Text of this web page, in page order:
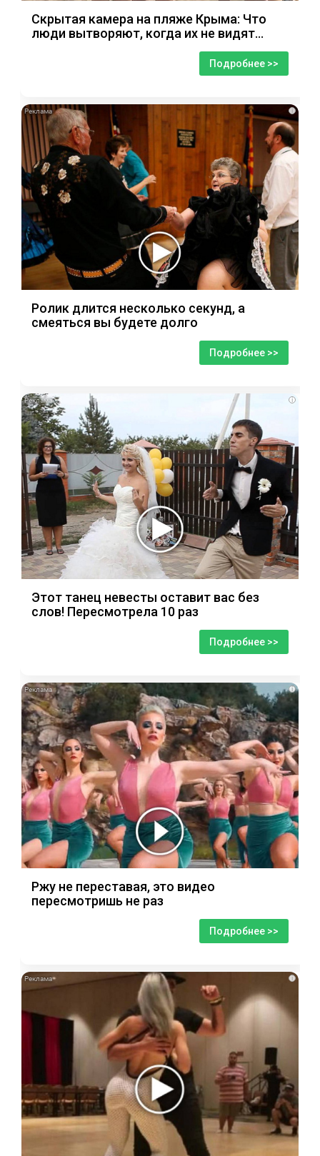
Скрытая камера на пляже Крыма: Что
люди вытворяют, когда их не видят...
Подробнее >>
i
Ролик длится несколько секунд, а
смеяться вы будете долго
Подробнее >>
i
Этот танец невесты оставит вас без
слов! Пересмотрела 10 раз
Подробнее >>
i
Ржу не переставая, это видео
пересмотришь не раз
Подробнее >>
i